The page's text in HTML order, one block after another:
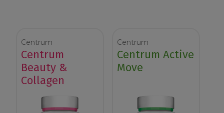
Centrum
Centrum
Beauty &
Collagen
Centrum
Centrum Active
Move